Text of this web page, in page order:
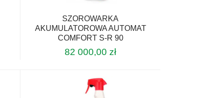
SZOROWARKA
AKUMULATOROWA AUTOMAT
COMFORT S-R 90
82 000,00zł